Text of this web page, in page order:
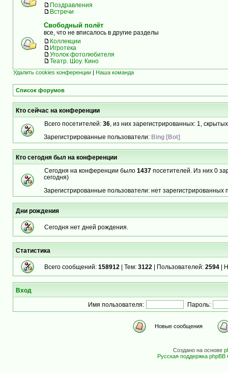
Поздравления
Встречи
Свободный полёт
все, что не вписалось в другие разделы
Коллекции
Игротека
Уголок фотолюбителя
Театр. Шоу. Кино
Удалить cookies конференции | Наша команда
Список форумов
Кто сейчас на конференции
Всего посетителей: 36 , из них зарегистрированных: 1,
Зарегистрированные пользователи: Bing [Bot]
Кто сегодня был на конференции
Сегодня на конференции было 1437 посетителей. Из них 0
сегодня)
Зарегистрированные пользователи: нет зарегистрированных
Дни рождения
Сегодня нет дней рождения.
Статистика
Всего сообщений: 158912 | Тем: 3122 | Пользователей: 2594 |
Вход
Имя пользователя: Пароль:
Новые сообщения
Создано на основе
Русская поддержка phpBB